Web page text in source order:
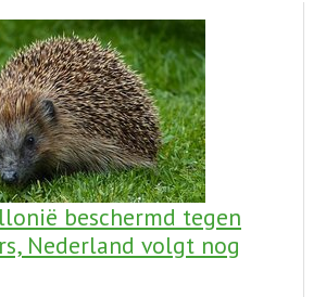
beschermd tegen
Nederland volgt nog